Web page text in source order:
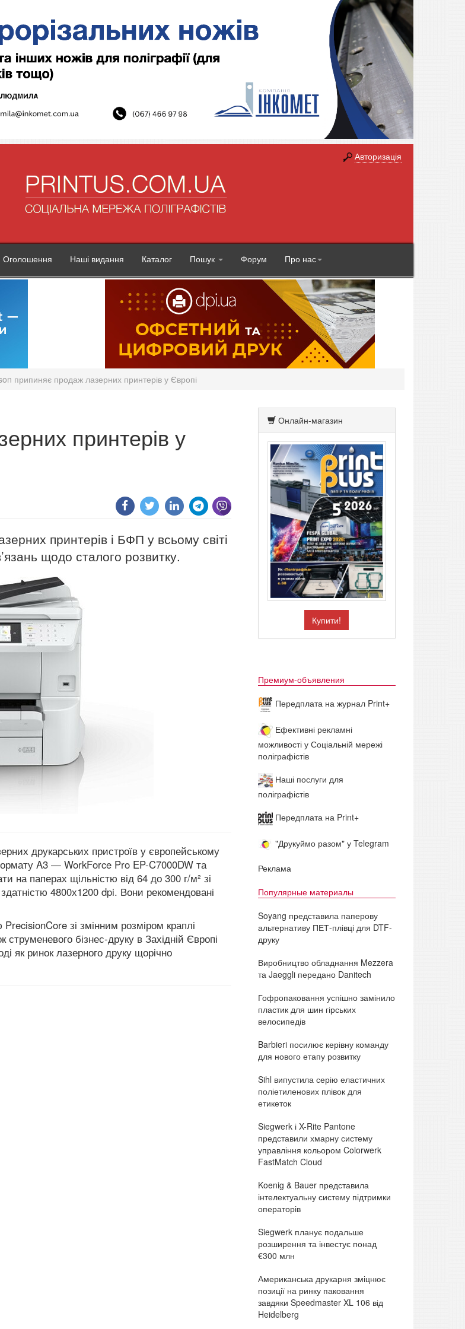
Авторизація
Оголошення Наші видання Каталог Пошук Форум Про нас
припиняє продаж лазерних принтерів у Європі
принтерів у
принтерів і БФП у всьому світі
щодо сталого розвитку.
друкарських пристроїв у європейському
A3 — WorkForce Pro EP-C7000DW та
на паперах щільністю від 64 до 300 г/м² зі
4800х1200 dpi. Вони рекомендовані
зі змінним розміром краплі
бізнес-друку в Західній Європі
як ринок лазерного друку щорічно
Онлайн-магазин
Купити!
Премиум-объявления
Передплата на журнал Print+
Ефективні рекламні
можливості у Соціальній мережі
поліграфістів
Наші послуги для
поліграфістів
Передплата на Print+
"Друкуймо разом" у Telegram
Реклама
Популярные материалы
Soyang представила паперову
альтернативу ПЕТ-плівці для DTF-
друку
Виробництво обладнання Mezzera
та Jaeggli передано Danitech
Гофропаковання успішно замінило
пластик для шин гірських
велосипедів
Barbieri посилює керівну команду
для нового етапу розвитку
Sihl випустила серію еластичних
поліетиленових плівок для
етикеток
Siegwerk і X-Rite Pantone
представили хмарну систему
управління кольором Colorwerk
FastMatch Cloud
Koenig & Bauer представила
інтелектуальну систему підтримки
операторів
Siegwerk планує подальше
розширення та інвестує понад
€300 млн
Американська друкарня зміцнює
позиції на ринку паковання
завдяки Speedmaster XL 106 від
Heidelberg